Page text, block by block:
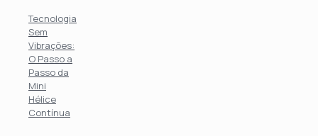
Tecnologia
Sem
Vibrações:
O Passo a
Passo da
Mini
Hélice
Contínua